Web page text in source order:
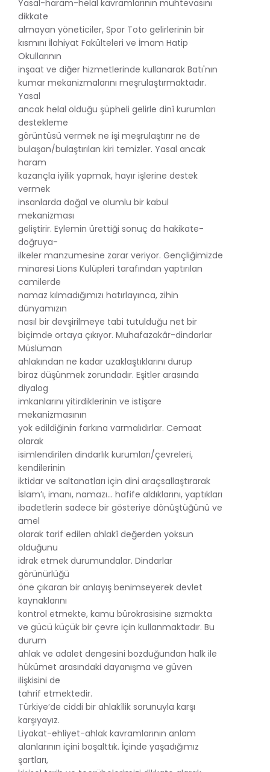
Yasal-haram-helal kavramlarının muhtevasını
dikkate
almayan yöneticiler, Spor Toto gelirlerinin bir
kısmını İlahiyat Fakülteleri ve İmam Hatip
Okullarının
inşaat ve diğer hizmetlerinde kullanarak Batı'nın
kumar mekanizmalarını meşrulaştırmaktadır.
Yasal
ancak helal olduğu şüpheli gelirle dinî kurumları
destekleme
görüntüsü vermek ne işi meşrulaştırır ne de
bulaşan/bulaştırılan kiri temizler. Yasal ancak
haram
kazançla iyilik yapmak, hayır işlerine destek
vermek
insanlarda doğal ve olumlu bir kabul
mekanizması
geliştirir. Eylemin ürettiği sonuç da hakikate-
doğruya-
ilkeler manzumesine zarar veriyor. Gençliğimizde
minaresi Lions Kulüpleri tarafından yaptırılan
camilerde
namaz kılmadığımızı hatırlayınca, zihin
dünyamızın
nasıl bir devşirilmeye tabi tutulduğu net bir
biçimde ortaya çıkıyor. Muhafazakâr-dindarlar
Müslüman
ahlakından ne kadar uzaklaştıklarını durup
biraz düşünmek zorundadır. Eşitler arasında
diyalog
imkanlarını yitirdiklerinin ve istişare
mekanizmasının
yok edildiğinin farkına varmalıdırlar. Cemaat
olarak
isimlendirilen dindarlık kurumları/çevreleri,
kendilerinin
iktidar ve saltanatları için dini araçsallaştırarak
İslam’ı, imanı, namazı… hafife aldıklarını, yaptıkları
ibadetlerin sadece bir gösteriye dönüştüğünü ve
amel
olarak tarif edilen ahlakî değerden yoksun
olduğunu
idrak etmek durumundalar. Dindarlar
görünürlüğü
öne çıkaran bir anlayış benimseyerek devlet
kaynaklarını
kontrol etmekte, kamu bürokrasisine sızmakta
ve gücü küçük bir çevre için kullanmaktadır. Bu
durum
ahlak ve adalet dengesini bozduğundan halk ile
hükümet arasındaki dayanışma ve güven
ilişkisini de
tahrif etmektedir.
Türkiye’de ciddi bir ahlakîlik sorunuyla karşı
karşıyayız.
Liyakat-ehliyet-ahlak kavramlarının anlam
alanlarının içini boşalttık. İçinde yaşadığımız
şartları,